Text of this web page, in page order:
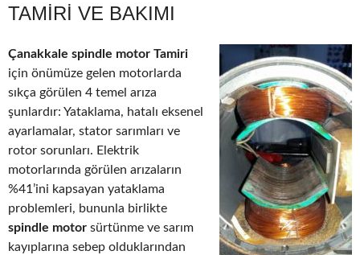
TAMIRI VE BAKIMI
Çanakkale spindle motor Tamiri
için önümüze gelen motorlarda
sıkça görülen 4 temel arıza
şunlardır: Yataklama, hatalı eksenel
ayarlamalar, stator sarımları ve
rotor sorunları. Elektrik
motorlarında görülen arızaların
%41’ini kapsayan yataklama
problemleri, bununla birlikte
spindle motor sürtünme ve sarım
kayıplarına sebep olduklarından